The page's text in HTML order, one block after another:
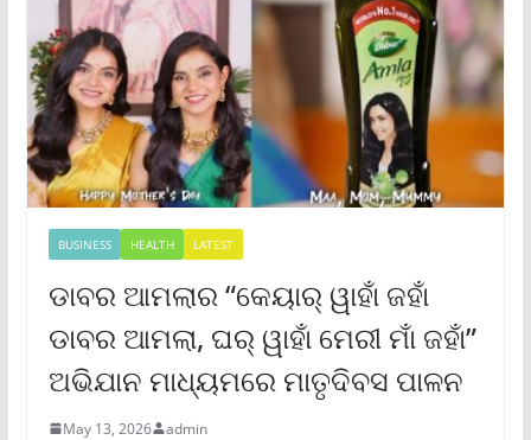
BUSINESS HEALTH LATEST
ଡାବର ଆମଲାର “କେୟାର୍ ୱାହାଁ ଜହାଁ
ଡାବର ଆମଲା, ଘର୍ ୱାହାଁ ମେରୀ ମାଁ ଜହାଁ”
ଅଭିଯାନ ମାଧ୍ୟମରେ ମାତୃଦିବସ ପାଳନ
May 13, 2026 admin